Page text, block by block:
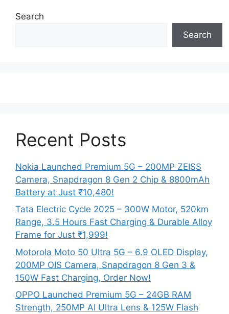
Search
Search
Recent Posts
Nokia Launched Premium 5G – 200MP ZEISS
Camera, Snapdragon 8 Gen 2 Chip & 8800mAh
Battery at Just ₹10,480!
Tata Electric Cycle 2025 – 300W Motor, 520km
Range, 3.5 Hours Fast Charging & Durable Alloy
Frame for Just ₹1,999!
Motorola Moto 50 Ultra 5G – 6.9 OLED Display,
200MP OIS Camera, Snapdragon 8 Gen 3 &
150W Fast Charging, Order Now!
OPPO Launched Premium 5G – 24GB RAM
Strength, 250MP AI Ultra Lens & 125W Flash